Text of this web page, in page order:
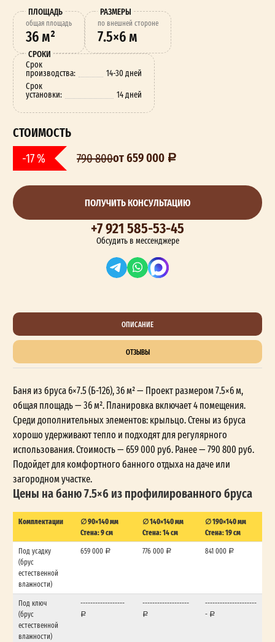
ПЛОЩАДЬ
oбщая площадь
36 м²
РАЗМЕРЫ
по внешней стороне
7.5×6 м
СРОКИ
Срок
производства:
14-30 дней
Срок
установки: 14 дней
СТОИМОСТЬ
-17 % 790 800от 659 000
ПОЛУЧИТЬ КОНСУЛЬТАЦИЮ
+7 921 585-53-45
Обсудить в мессенджере
ОПИСАНИЕ
ОТЗЫВЫ
Баня из бруса 6×7.5 (Б-126), 36 м² — Проект размером 7.5×6 м,
общая площадь — 36 м². Планировка включает 4 помещения.
Среди дополнительных элементов: крыльцо. Стены из бруса
хорошо удерживают тепло и подходят для регулярного
использования. Стоимость — 659 000 руб. Ранее — 790 800 руб.
Подойдет для комфортного банного отдыха на даче или
загородном участке.
Цены на баню 7.5×6 из профилированного бруса
Комплектации
∅ 90×140 мм
Стена: 9 см
∅ 140×140 мм
Стена: 14 см
∅ 190×140 мм
Стена: 19 см
Под усадку
(брус
естественной
влажности)
659 000 776 000 841 000
Под ключ
(брус
естественной
влажности)
------------------ -------------------
---------------------
-